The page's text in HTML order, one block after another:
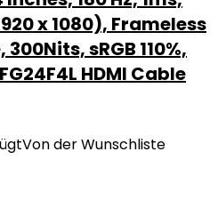
x 1080), Frameless
sRGB 110%,
HDMI Cable
Von der Wunschliste